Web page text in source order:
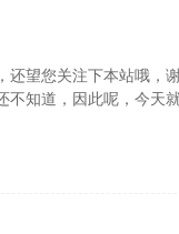
还望您关注下本站哦，
不知道，因此呢，今天